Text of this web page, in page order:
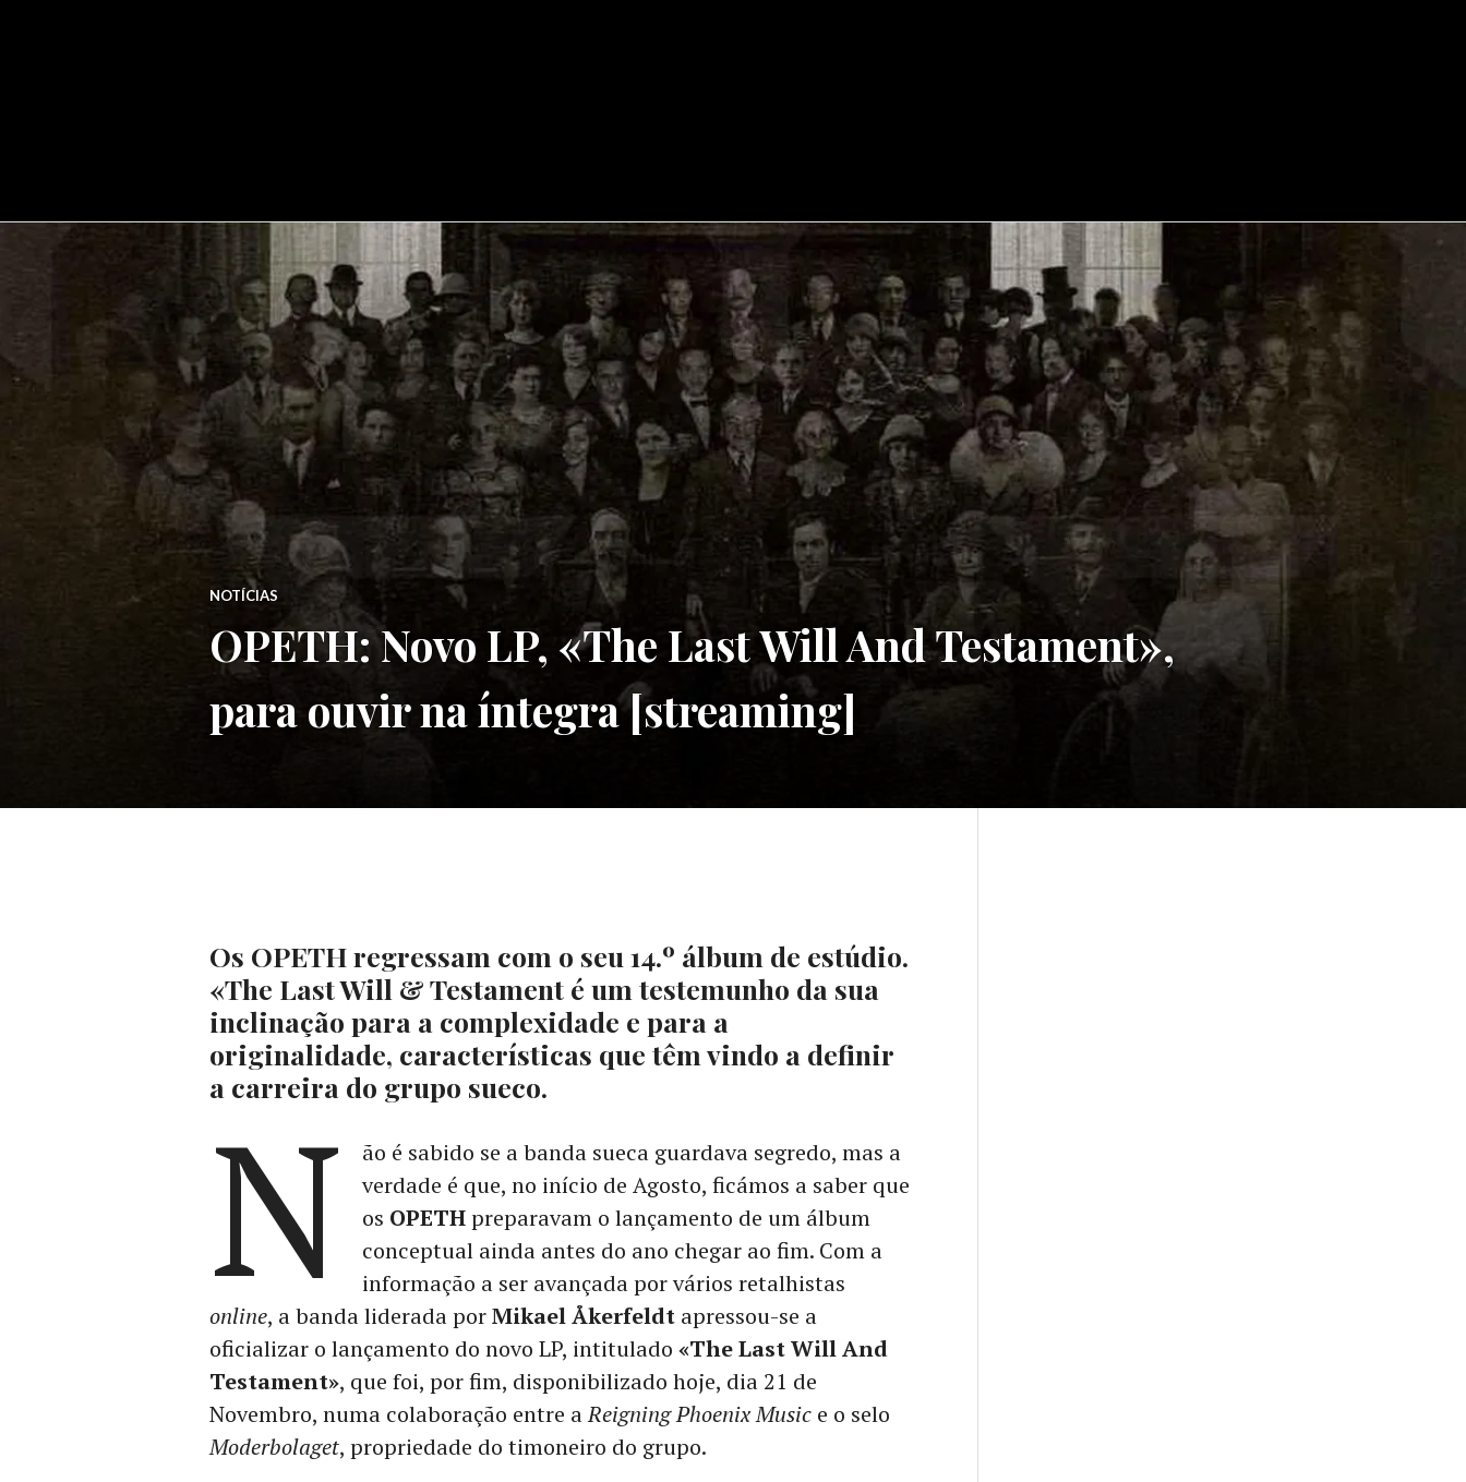
NOTÍCIAS
OPETH: Novo LP, «The Last Will And Testament»,
para ouvir na íntegra [streaming]
Os OPETH regressam com o seu 14.º álbum de estúdio.
«The Last Will & Testament é um testemunho da sua
inclinação para a complexidade e para a
originalidade, características que têm vindo a definir
a carreira do grupo sueco.
N
ão é sabido se a banda sueca guardava segredo, mas a
verdade é que, no início de Agosto, ficámos a saber que
os OPETHpreparavam o lançamento de um álbum
conceptual ainda antes do ano chegar ao fim. Com a
informação a ser avançada por vários retalhistas
online, a banda liderada porMikael Åkerfeldt apressou-se a
oficializar o lançamento do novo LP, intitulado «The Last Will And
Testament», que foi, por fim, disponibilizado hoje, dia 21 de
Novembro, numa colaboração entre aReigning Phoenix Music e o selo
Moderbolaget, propriedade do timoneiro do grupo.